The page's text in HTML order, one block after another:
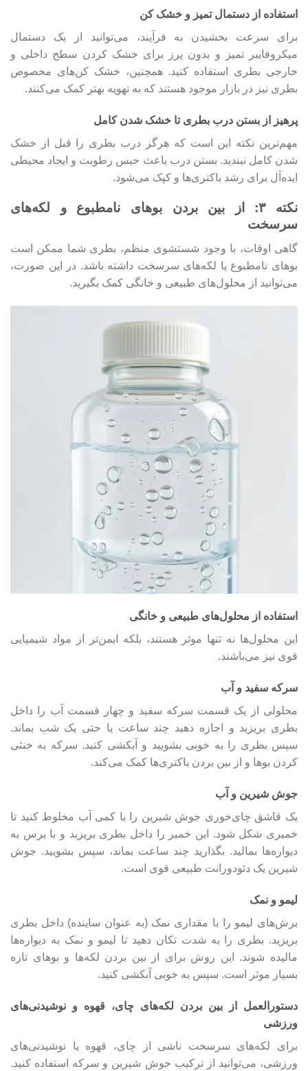
استفاده از دستمال تمیز و خشک کن
برای سرعت بخشیدن به فرآیند، می‌توانید از یک دستمال
میکروفایبر تمیز و بدون پرز برای خشک کردن سطح داخلی و
خارجی بطری استفاده کنید. همچنین، خشک کن‌های مخصوص
بطری نیز در بازار موجود هستند که به تهویه بهتر کمک می‌کنند.
پرهیز از بستن درب بطری تا خشک شدن کامل
مهم‌ترین نکته این است که هرگز درب بطری را قبل از خشک
شدن کامل نبندید. بستن درب باعث حبس رطوبت و ایجاد محیطی
ایده‌آل برای رشد باکتری‌ها و کپک می‌شود.
نکته ۳: از بین بردن بوهای نامطبوع و لکه‌های
سرسخت
گاهی اوقات، با وجود شستشوی منظم، بطری شما ممکن است
بوهای نامطبوع یا لکه‌های سرسخت داشته باشد. در این صورت،
می‌توانید از محلول‌های طبیعی و خانگی کمک بگیرید.
استفاده از محلول‌های طبیعی و خانگی
این محلول‌ها نه تنها موثر هستند، بلکه ایمن‌تر از مواد شیمیایی
قوی نیز می‌باشند.
سرکه سفید و آب
محلولی از یک قسمت سرکه سفید و چهار قسمت آب را داخل
بطری بریزید و اجازه دهید چند ساعت یا حتی یک شب بماند.
سپس بطری را به خوبی بشویید و آبکشی کنید. سرکه به خنثی
کردن بوها و از بین بردن باکتری‌ها کمک می‌کند.
جوش شیرین و آب
یک قاشق چای‌خوری جوش شیرین را با کمی آب مخلوط کنید تا
خمیری شکل شود. این خمیر را داخل بطری بریزید و با برس به
دیواره‌ها بمالید. بگذارید چند ساعت بماند، سپس بشویید. جوش
شیرین یک دئودورانت طبیعی قوی است.
لیمو و نمک
برش‌های لیمو را با مقداری نمک (به عنوان ساینده) داخل بطری
بریزید. بطری را به شدت تکان دهید تا لیمو و نمک به دیواره‌ها
مالیده شوند. این روش برای از بین بردن لکه‌ها و بوهای تازه
بسیار موثر است. سپس به خوبی آبکشی کنید.
دستورالعمل از بین بردن لکه‌های چای، قهوه و نوشیدنی‌های
ورزشی
برای لکه‌های سرسخت ناشی از چای، قهوه یا نوشیدنی‌های
ورزشی، می‌توانید از ترکیب جوش شیرین و سرکه استفاده کنید.